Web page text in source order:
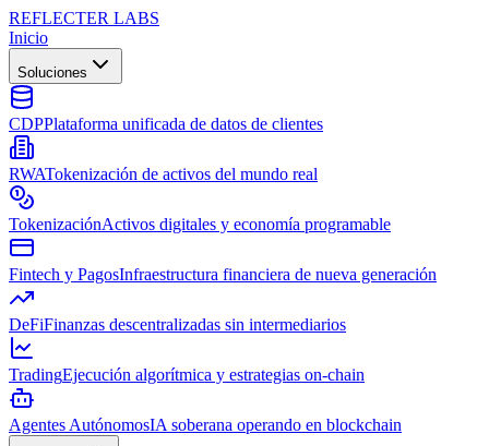
REFLECTER LABS
Inicio
Soluciones
CDPPlataforma unificada de datos de clientes
RWATokenización de activos del mundo real
TokenizaciónActivos digitales y economía programable
Fintech y PagosInfraestructura financiera de nueva generación
DeFiFinanzas descentralizadas sin intermediarios
TradingEjecución algorítmica y estrategias on-chain
Agentes AutónomosIA soberana operando en blockchain